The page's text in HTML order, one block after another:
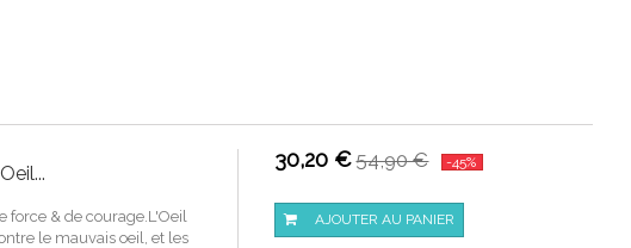
force & de courage.L'Oeil
le mauvais oeil, et les
30,20 €54,90 € -45%
AJOUTER AU PANIER